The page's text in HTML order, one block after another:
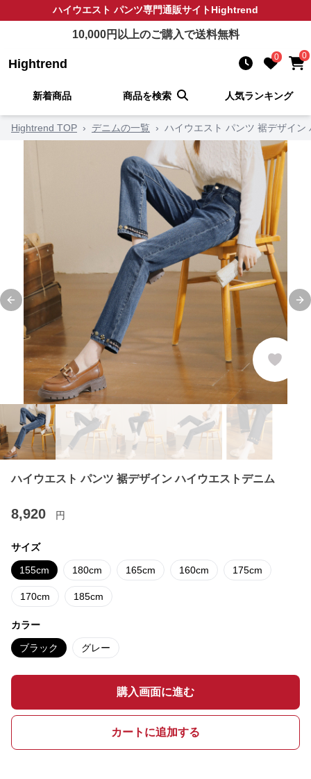
ハイウエスト パンツ専門通販サイトHightrend
10,000円以上のご購入で送料無料
Hightrend 0 0
新着商品 商品を検索 人気ランキング
Hightrend TOP › デニムの一覧 › ハイウエスト パンツ 裾デザイン
Previous slide
ハイウエスト パンツ 裾デザイン ハイウエストデニム
8,920 円
サイズ
155cm 180cm 165cm 160cm 175cm
170cm 185cm
カラー
ブラック グレー
購入画面に進む
カートに追加する